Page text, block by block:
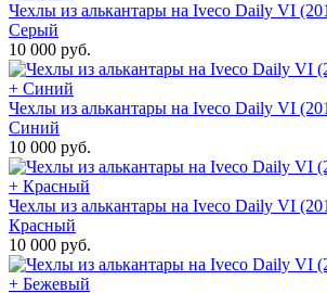
Чехлы из алькантары на Iveco Daily VI
Серый
10 000 руб.
Чехлы из алькантары на Iveco Daily VI
Синий
10 000 руб.
Чехлы из алькантары на Iveco Daily VI
Красный
10 000 руб.